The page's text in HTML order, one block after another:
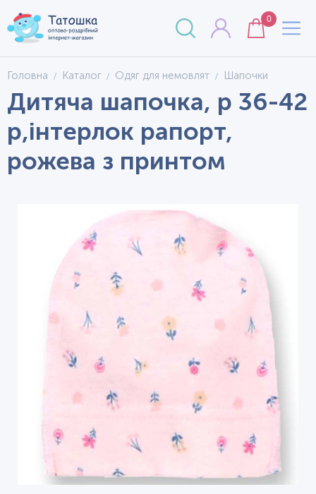
0
Головна Каталог Одяг для немовлят Шапочки
Дитяча шапочка, р 36-42
р,інтерлок рапорт,
рожева з принтом